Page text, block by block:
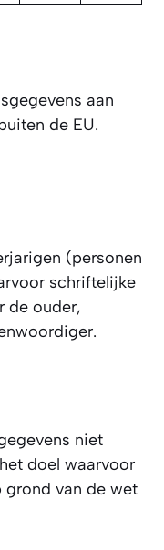
aan
de EU.
(personen
schriftelijke
de ouder,
niet
doel waarvoor
grond van de wet